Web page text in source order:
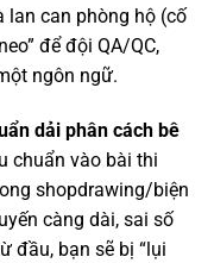
lan can phòng hộ (cố
để đội QA/QC,
ngôn ngữ.
dải phân cách bê
chuẩn vào bài thi
shopdrawing/biện
càng dài, sai số
đầu, bạn sẽ bị “lụi